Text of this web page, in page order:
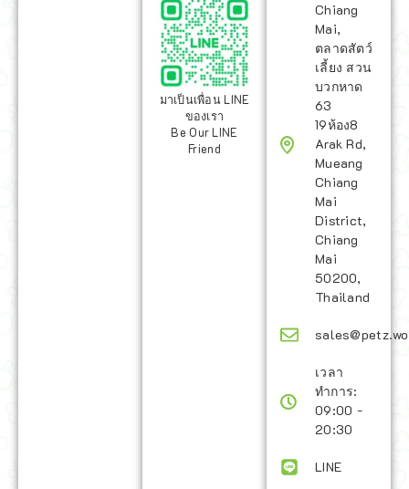
มาเป็นเพื่อน LINE
ของเรา
Be Our LINE
Friend
Chiang
Mai,
ตลาดสัตว์
เลี้ยง สวน
บวกหาด
63
19ห้อง8
Arak Rd,
Mueang
Chiang
Mai
District,
Chiang
Mai
50200,
Thailand
เวลา
ทำการ:
09:00 -
20:30
LINE